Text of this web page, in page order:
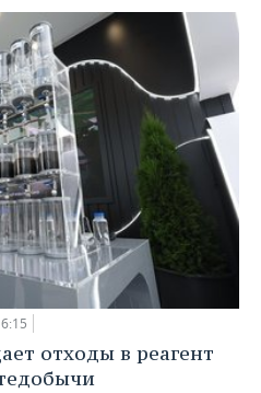
отходы в реагент